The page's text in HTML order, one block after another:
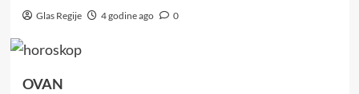
Glas Regije 4 godine ago 0
OVAN